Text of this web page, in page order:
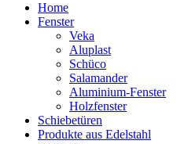
Home
Fenster
Veka
Aluplast
Schüco
Salamander
Aluminium-Fenster
Holzfenster
Schiebetüren
Produkte aus Edelstahl